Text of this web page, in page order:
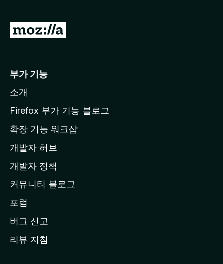
M
l
a
페
이
지
이
동
부가 기능
소개
Firefox 부가 기능 블로그
확장 기능 워크샵
개발자 허브
개발자 정책
커뮤니티 블로그
포럼
버그 신고
리뷰 지침